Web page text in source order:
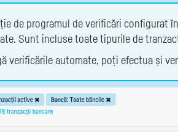
de programul de verificări configurat
Sunt incluse toate tipurile de
verificările automate, poți efectua și